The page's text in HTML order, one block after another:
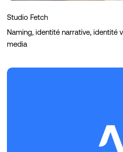
Studio Fetch
Naming, identité narrative, identité
media
Anemos